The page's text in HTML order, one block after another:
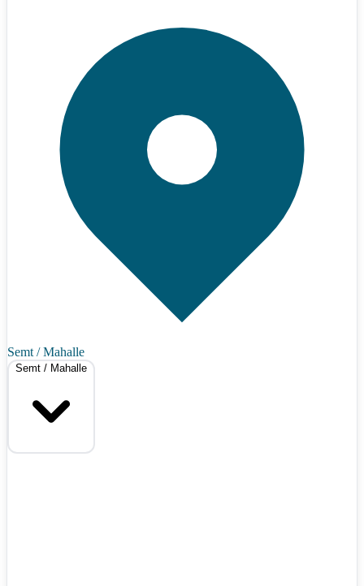
Semt / Mahalle
Semt / Mahalle